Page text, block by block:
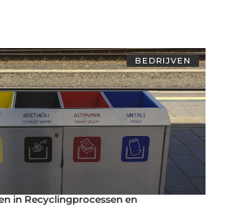
BEDRIJVEN
in Recyclingprocessen en